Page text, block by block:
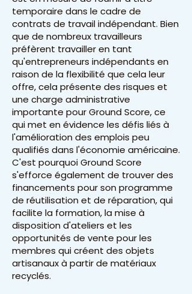
temporaire dans le cadre de
contrats de travail indépendant. Bien
que de nombreux travailleurs
préfèrent travailler en tant
qu'entrepreneurs indépendants en
raison de la flexibilité que cela leur
offre, cela présente des risques et
une charge administrative
importante pour Ground Score, ce
qui met en évidence les défis liés à
l'amélioration des emplois peu
qualifiés dans l'économie américaine.
C'est pourquoi Ground Score
s'efforce également de trouver des
financements pour son programme
de réutilisation et de réparation, qui
facilite la formation, la mise à
disposition d'ateliers et les
opportunités de vente pour les
membres qui créent des objets
artisanaux à partir de matériaux
recyclés.